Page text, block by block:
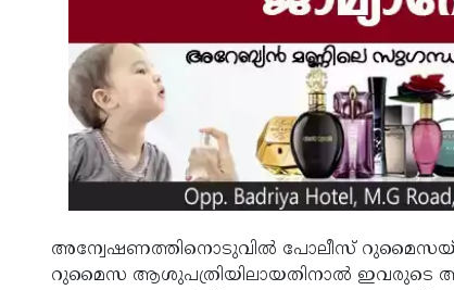
അന്വേഷണത്തിനൊടുവില്‍ പോലീസ്
റുമൈസ ആശുപത്രിയിലായതിനാല്‍ ഇവരുടെ